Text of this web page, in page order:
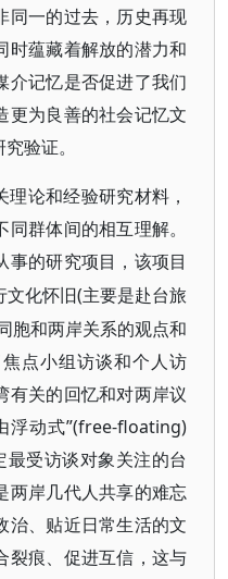
同一的过去，历史再现
时蕴藏着解放的潜力和
介记忆是否促进了我们
更为良善的社会记忆文
验证。
论和经验研究材料，
群体间的相互理解。
事的研究项目，该项目
文化怀旧(主要是赴台旅
胞和两岸关系的观点和
点小组访谈和个人访
有关的回忆和对两岸议
浮动式”(free-floating)
受访谈对象关注的台
两岸几代人共享的难忘
治、贴近日常生活的文
裂痕、促进互信，这与